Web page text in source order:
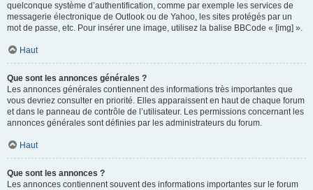
quelconque système d’authentification, comme par exemple les services de
messagerie électronique de Outlook ou de Yahoo, les sites protégés par un
mot de passe, etc. Pour insérer une image, utilisez la balise BBCode « [img] ».
Haut
Que sont les annonces générales ?
Les annonces générales contiennent des informations très importantes que
vous devriez consulter en priorité. Elles apparaissent en haut de chaque forum
et dans le panneau de contrôle de l’utilisateur. Les permissions concernant les
annonces générales sont définies par les administrateurs du forum.
Haut
Que sont les annonces ?
Les annonces contiennent souvent des informations importantes sur le forum